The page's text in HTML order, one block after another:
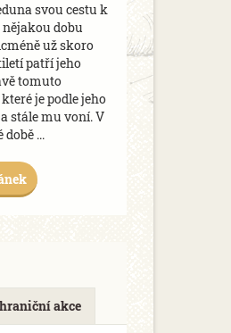
svou cestu k
dobu
už skoro
patří jeho
tomuto
je podle jeho
stále mu voní. V
době ...
akce